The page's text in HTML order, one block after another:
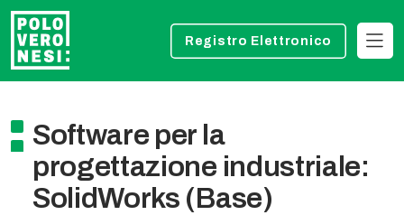
Registro Elettronico
Software per la
progettazione industriale:
SolidWorks (Base)